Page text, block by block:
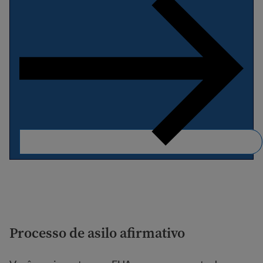
Processo de asilo afirmativo